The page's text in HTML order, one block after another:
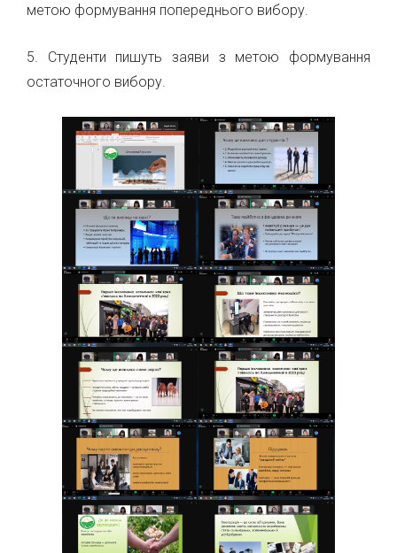
метою формування попереднього вибору.
5. Студенти пишуть заяви з метою формування
остаточного вибору.